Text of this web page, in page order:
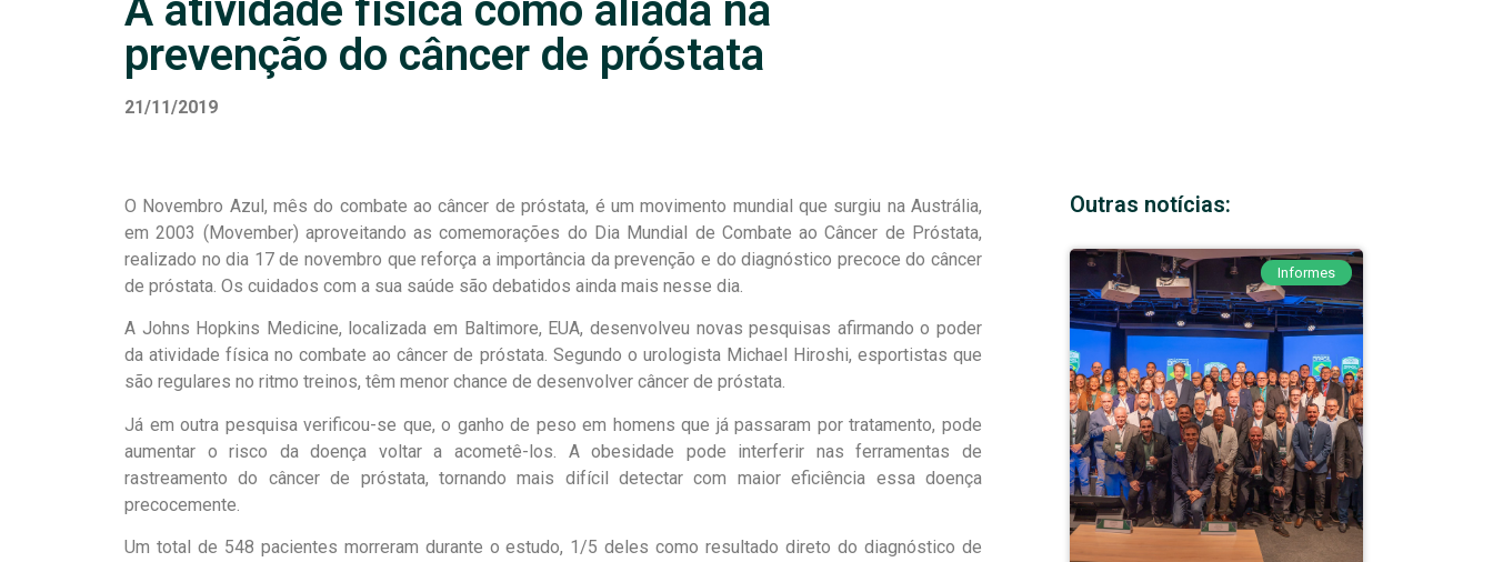
A atividade física como aliada na
prevenção do câncer de próstata
21/11/2019
O Novembro Azul, mês do combate ao câncer de próstata, é um movimento mundial que surgiu na Austrália,
em 2003 (Movember) aproveitando as comemorações do Dia Mundial de Combate ao Câncer de Próstata,
realizado no dia 17 de novembro que reforça a importância da prevenção e do diagnóstico precoce do câncer
de próstata. Os cuidados com a sua saúde são debatidos ainda mais nesse dia.
A Johns Hopkins Medicine, localizada em Baltimore, EUA, desenvolveu novas pesquisas afirmando o poder
da atividade física no combate ao câncer de próstata. Segundo o urologista Michael Hiroshi, esportistas que
são regulares no ritmo treinos, têm menor chance de desenvolver câncer de próstata.
Já em outra pesquisa verificou-se que, o ganho de peso em homens que já passaram por tratamento, pode
aumentar o risco da doença voltar a acometê-los. A obesidade pode interferir nas ferramentas de
rastreamento do câncer de próstata, tornando mais difícil detectar com maior eficiência essa doença
precocemente.
Um total de 548 pacientes morreram durante o estudo, 1/5 deles como resultado direto do diagnóstico de
Outras notícias:
Informes